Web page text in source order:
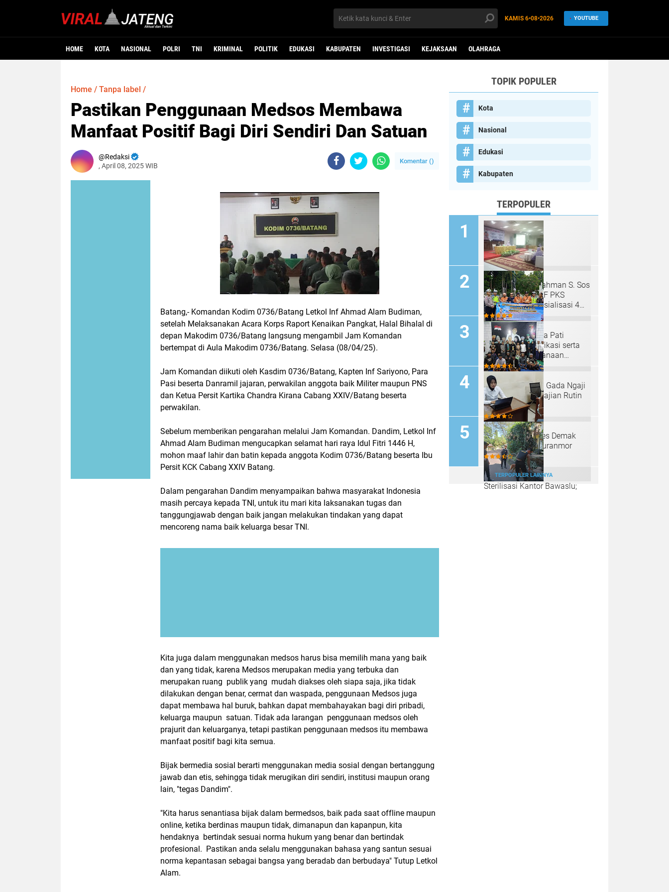
KAMIS 6•08•2026 YOUTUBE
HOME KOTA NASIONAL POLRI TNI KRIMINAL POLITIK EDUKASI KABUPATEN INVESTIGASI KEJAKSAAN OLAHRAGA
Home / Tanpa label /
Pastikan Penggunaan Medsos Membawa
Manfaat Positif Bagi Diri Sendiri Dan Satuan
Redaksi
, April 08, 2025 WIB
Komentar ()
Batang,- Komandan Kodim 0736/Batang Letkol Inf Ahmad Alam Budiman,
setelah Melaksanakan Acara Korps Raport Kenaikan Pangkat, Halal Bihalal di
depan Makodim 0736/Batang langsung mengambil Jam Komandan
bertempat di Aula Makodim 0736/Batang. Selasa (08/04/25).
Jam Komandan diikuti oleh Kasdim 0736/Batang, Kapten Inf Sariyono, Para
Pasi beserta Danramil jajaran, perwakilan anggota baik Militer maupun PNS
dan Ketua Persit Kartika Chandra Kirana Cabang XXIV/Batang beserta
perwakilan.
Sebelum memberikan pengarahan melalui Jam Komandan. Dandim, Letkol Inf
Ahmad Alam Budiman mengucapkan selamat hari raya Idul Fitri 1446 H,
mohon maaf lahir dan batin kepada anggota Kodim 0736/Batang beserta Ibu
Persit KCK Cabang XXIV Batang.
Dalam pengarahan Dandim menyampaikan bahwa masyarakat Indonesia
masih percaya kepada TNI, untuk itu mari kita laksanakan tugas dan
tanggungjawab dengan baik jangan melakukan tindakan yang dapat
mencoreng nama baik keluarga besar TNI.
Kita juga dalam menggunakan medsos harus bisa memilih mana yang baik
dan yang tidak, karena Medsos merupakan media yang terbuka dan
merupakan ruang publik yang mudah diakses oleh siapa saja, jika tidak
dilakukan dengan benar, cermat dan waspada, penggunaan Medsos juga
dapat membawa hal buruk, bahkan dapat membahayakan bagi diri pribadi,
keluarga maupun satuan. Tidak ada larangan penggunaan medsos oleh
prajurit dan keluarganya, tetapi pastikan penggunaan medsos itu membawa
manfaat positif bagi kita semua.
Bijak bermedia sosial berarti menggunakan media sosial dengan bertanggung
jawab dan etis, sehingga tidak merugikan diri sendiri, institusi maupun orang
lain, "tegas Dandim".
"Kita harus senantiasa bijak dalam bermedsos, baik pada saat offline maupun
online, ketika berdinas maupun tidak, dimanapun dan kapanpun, kita
hendaknya bertindak sesuai norma hukum yang benar dan bertindak
profesional. Pastikan anda selalu menggunakan bahasa yang santun sesuai
norma kepantasan sebagai bangsa yang beradab dan berbudaya" Tutup Letkol
Alam.
TOPIK POPULER
Kota
Nasional
Edukasi
Kabupaten
TERPOPULER
H. Mahfud Adurrahman S. Sos
Anggota MPR RI F PKS
Kembali Gelar Sosialisasi 4
Pilar Dengan Salimah Kota
Bekasi pada Masa Reses
Satlantas Polresta Pati
Sosialisasi, Glorifikasi serta
Viralisasi Pelaksanaan
Operasi Keselamatan Lalu
Lintas Candi 2024
Padepokan "Palu Gada Ngaji
Roso" Gelar Pengajian Rutin
Selapanan
Sat Reskrim Polres Demak
Ungkap Kasus Curanmor
Sterilisasi Kantor Bawaslu;
TERPOPULER LAINNYA